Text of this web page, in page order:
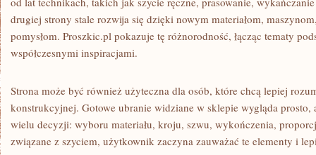
drugiej strony stale rozwija się dzięki nowym materiałom,
pomysłom. Proszkic.pl pokazuje tę różnorodność, łącząc tematy
współczesnymi inspiracjami.
Strona może być również użyteczna dla osób, które chcą lepiej
konstrukcyjnej. Gotowe ubranie widziane w sklepie wygląda
wielu decyzji: wyboru materiału, kroju, szwu, wykończenia,
związane z szyciem, użytkownik zaczyna zauważać te elementy i